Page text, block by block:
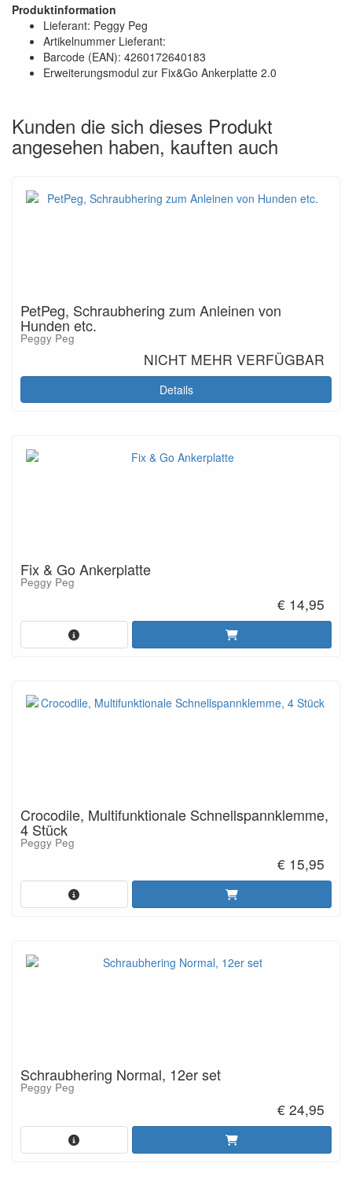
Produktinformation
Lieferant: Peggy Peg
Artikelnummer Lieferant:
Barcode (EAN): 4260172640183
Erweiterungsmodul zur Fix&Go Ankerplatte 2.0
Kunden die sich dieses Produkt
angesehen haben, kauften auch
PetPeg, Schraubhering zum Anleinen von
Hunden etc.
Peggy Peg
NICHT MEHR VERFÜGBAR
Details
Fix & Go Ankerplatte
Peggy Peg
€ 14,95
Crocodile, Multifunktionale Schnellspannklemme,
4 Stück
Peggy Peg
€ 15,95
Schraubhering Normal, 12er set
Peggy Peg
€ 24,95